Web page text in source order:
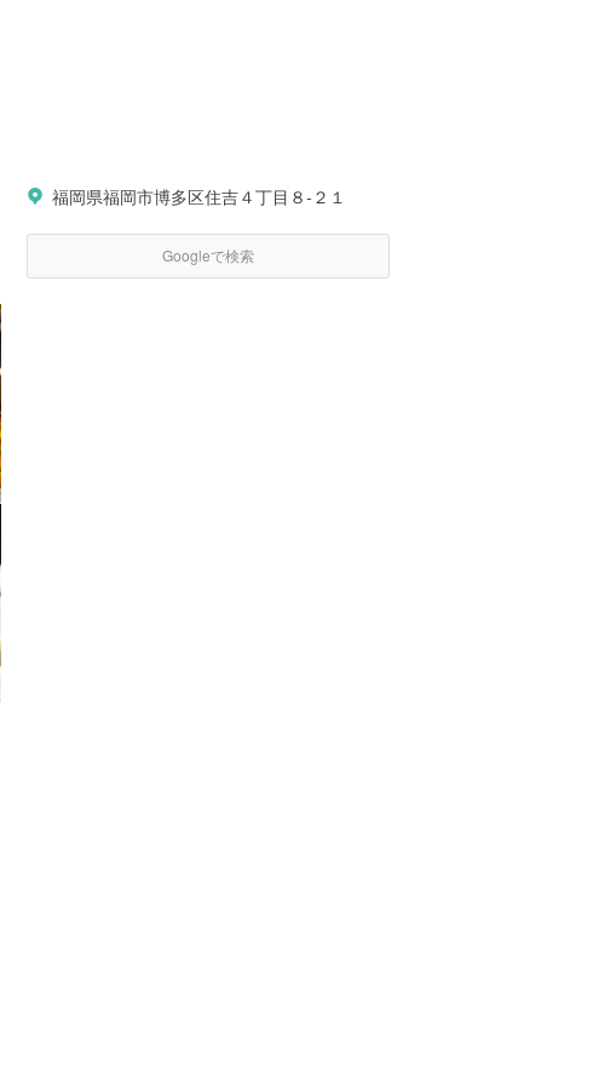
福岡県福岡市博多区住吉４丁目８-２１
Googleで検索